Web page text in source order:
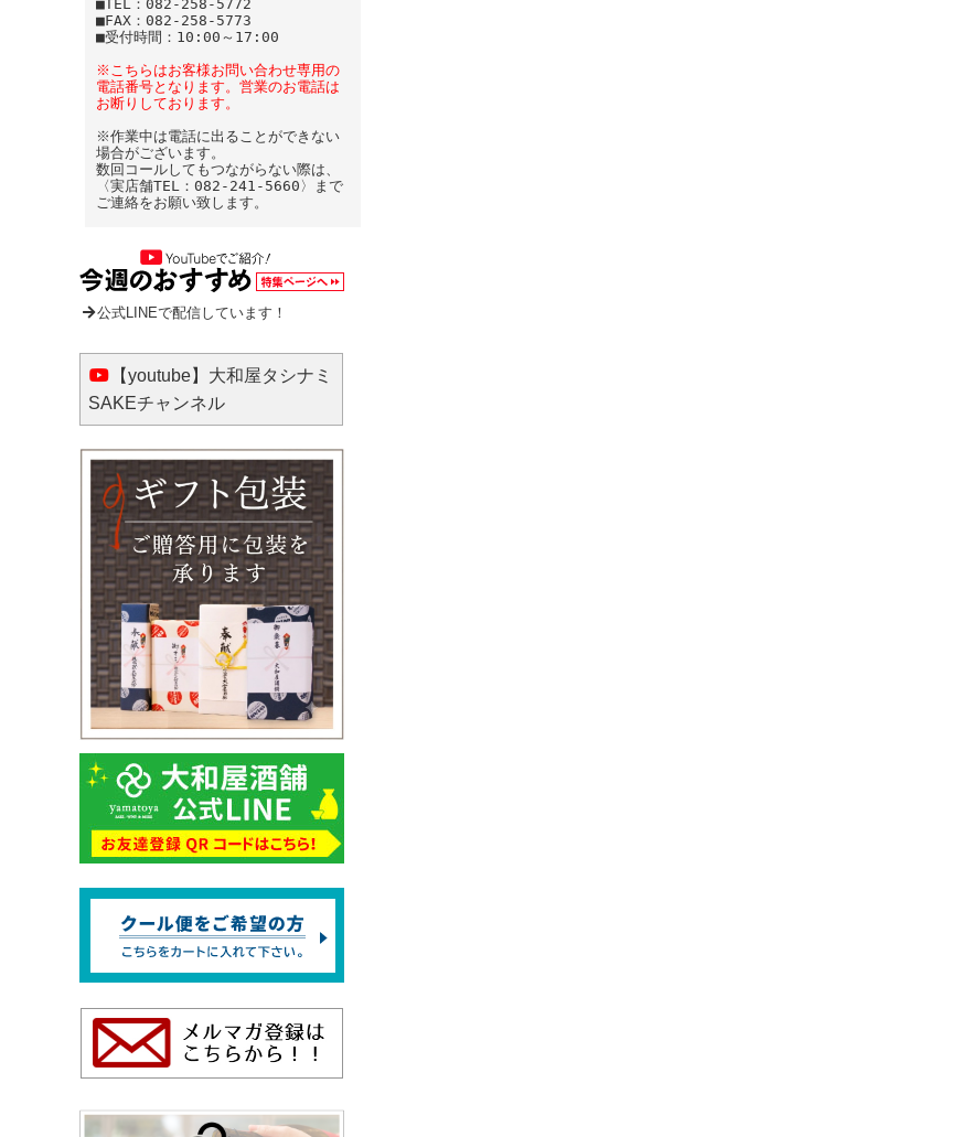
■TEL：082-258-5772
■FAX：082-258-5773
■受付時間：10:00～17:00
※こちらはお客様お問い合わせ専用の
電話番号となります。営業のお電話は
お断りしております。
※作業中は電話に出ることができない
場合がございます。
数回コールしてもつながらない際は、
〈実店舗TEL：082-241-5660〉まで
ご連絡をお願い致します。
公式LINEで配信しています！
【youtube】大和屋タシナミ
SAKEチャンネル